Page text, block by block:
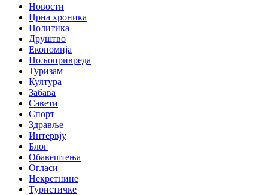
Новости
Црна хроника
Политика
Друштво
Економија
Пољопривреда
Туризам
Култура
Забава
Савети
Спорт
Здравље
Интервју
Блог
Обавештења
Огласи
Некретнине
Туристичке